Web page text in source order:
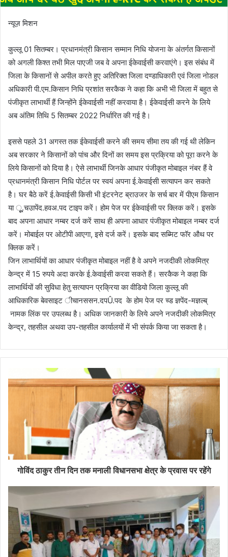
न्यूज़ मिशन
कुल्लू 01 सितम्बर। प्रधानमंत्री किसान सम्मान निधि योजना के अंतर्गत किसानों
को अगली किश्त तभी मिल पाएजी जब वे अपना ईकेवाईसी करवाएंगे। इस संबंध में
जिला के किसानों से अपील करते हुए अतिरिक्त जिला दण्डाधिकारी एवं जिला नोडल
अधिकारी पी.एम.किसान निधि प्रशांत सरकैक ने कहा कि अभी भी जिला में बहुत से
पंजीकृत लाभार्थी हैं जिन्होंने ईकेवाईसी नहीं करवाया है। ईकेवाईसी करने के लिये
अब अंतिम तिथि 5 सितम्बर 2022 निर्धारित की गई है।
इससे पहले 31 अगस्त तक ईकेवाईसी करने की समय सीमा तय की गई थी लेकिन
अब सरकार ने किसानों को पांच और दिनों का समय इस प्रक्रिया को पूरा करने के
लिये किसानों को दिया है। ऐसे लाभार्थी जिनके आधार पंजीकृत मोबाइल नंबर हैं वे
प्रधानमंत्री किसान निधि पोर्टल पर स्वयं अपना ई.केवाईसी सत्यापन कर सकते
है। घर बैठे करें ई.केवाईसी किसी भी इंटरनेट ब्राउजर के सर्च बार में पीएम किसान
या ूूू.चउापेंद.हवअ.पद टाइप करें। होम पेज पर ईकेवाईसी पर क्लिक करें। इसके
बाद अपना आधार नम्बर दर्ज करें साथ ही अपना आधार पंजीकृत मोबाइल नम्बर दर्ज
करें। मोबाईल पर ओटीपी आएगा, इसे दर्ज करें। इसके बाद सब्मिट फॉर औथ पर
क्लिक करें।
जिन लाभार्थियों का आधार पंजीकृत मोबाइल नहीं है वे अपने नजदीकी लोकमित्र
केन्द्र में 15 रुपये अदा करके ई.केवाईसी करवा सकते हैं। सरकैक ने कहा कि
लाभार्थियों की सुविधा हेतु सत्यापन प्रक्रिया का वीडियो जिला कुल्लू की
आधिकारिक बेवसाइट ीचानससन.दपÛ.पद के होम पेज पर च्ड ज्ञपेंद-मज्ञल्ब्
नामक लिंक पर उपलब्ध है। अधिक जानकारी के लिये अपने नजदीकी लोकमित्र
केन्द्र, तहसील अथवा उप-तहसील कार्यालयों में भी संपर्क किया जा सकता है।
गोविंद ठाकुर तीन दिन तक मनाली विधानसभा क्षेत्र के प्रवास पर रहेंगे